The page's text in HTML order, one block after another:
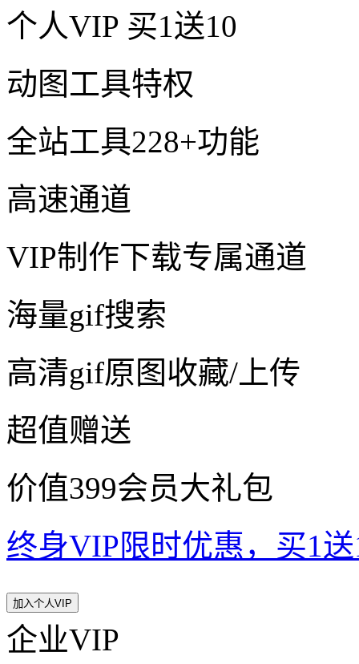
个人VIP 买1送10
动图工具特权
全站工具228+功能
高速通道
VIP制作下载专属通道
海量gif搜索
高清gif原图收藏/上传
超值赠送
价值399会员大礼包
终身VIP限时优惠，买1
加入个人VIP
企业VIP